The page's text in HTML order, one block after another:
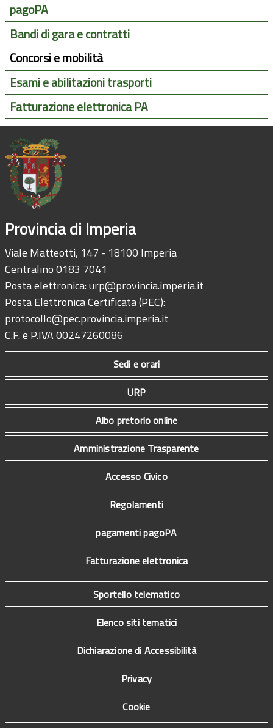
pagoPA
Bandi di gara e contratti
Concorsi e mobilità
Esami e abilitazioni trasporti
Fatturazione elettronica PA
Provincia di Imperia
Viale Matteotti, 147 - 18100 Imperia
Centralino 0183 7041
Posta elettronica:urp@provincia.imperia.it
Posta Elettronica Certificata (PEC):
protocollo@pec.provincia.imperia.it
C.F. e P.IVA 00247260086
Sedi e orari
URP
Albo pretorio online
Amministrazione Trasparente
Accesso Civico
Regolamenti
pagamenti pagoPA
Fatturazione elettronica
Sportello telematico
Elenco siti tematici
Dichiarazione di Accessibilità
Privacy
Cookie